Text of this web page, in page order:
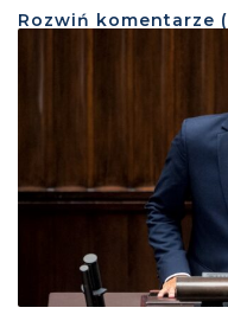
Rozwiń komentarze (